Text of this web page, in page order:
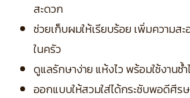
สะดวก
ช่วยเก็บผมให้เรียบร้อย เพิ่มความส
ในครัว
ดูแลรักษาง่าย แห้งไว พร้อมใช้งานซ้ำ
ออกแบบให้สวมใส่ได้กระชับพอดีศีร